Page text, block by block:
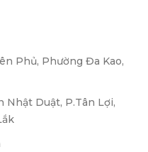
Phủ, Phường Đa Kao,
Nhật Duật, P.Tân Lợi,